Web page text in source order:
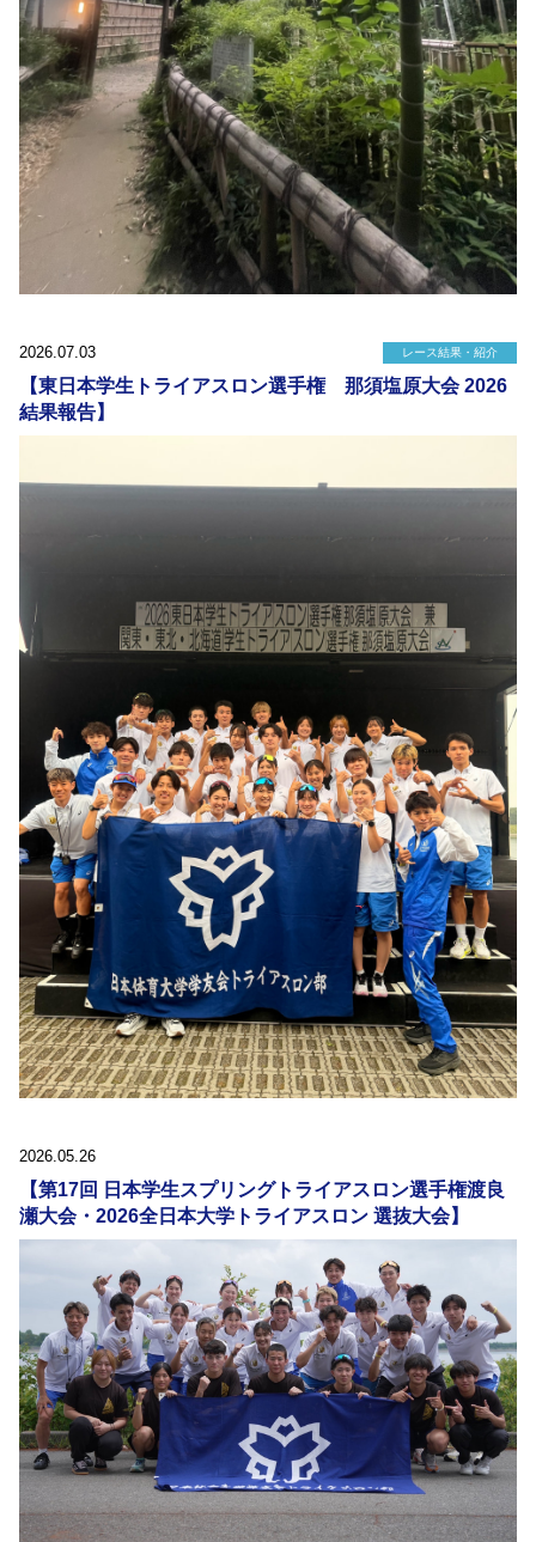
2026.07.03 レース結果・紹介
【東日本学生トライアスロン選手権 那須塩原大会 2026
結果報告】
2026.05.26
【第17回 日本学生スプリングトライアスロン選手権渡良
瀬大会・2026全日本大学トライアスロン 選抜大会】